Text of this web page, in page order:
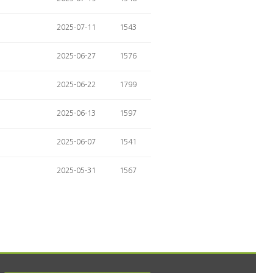
2025-07-11 1543
2025-06-27 1576
2025-06-22 1799
2025-06-13 1597
2025-06-07 1541
2025-05-31 1567